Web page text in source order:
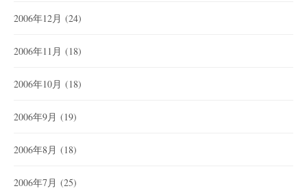
2006年12月 (24)
2006年11月 (18)
2006年10月 (18)
2006年9月 (19)
2006年8月 (18)
2006年7月 (25)